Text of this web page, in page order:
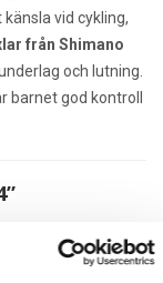
vid cykling,
från Shimano
och lutning.
barnet god kontroll